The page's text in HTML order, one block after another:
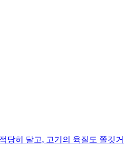
당히 달고, 고기의 육질도 쫄깃거